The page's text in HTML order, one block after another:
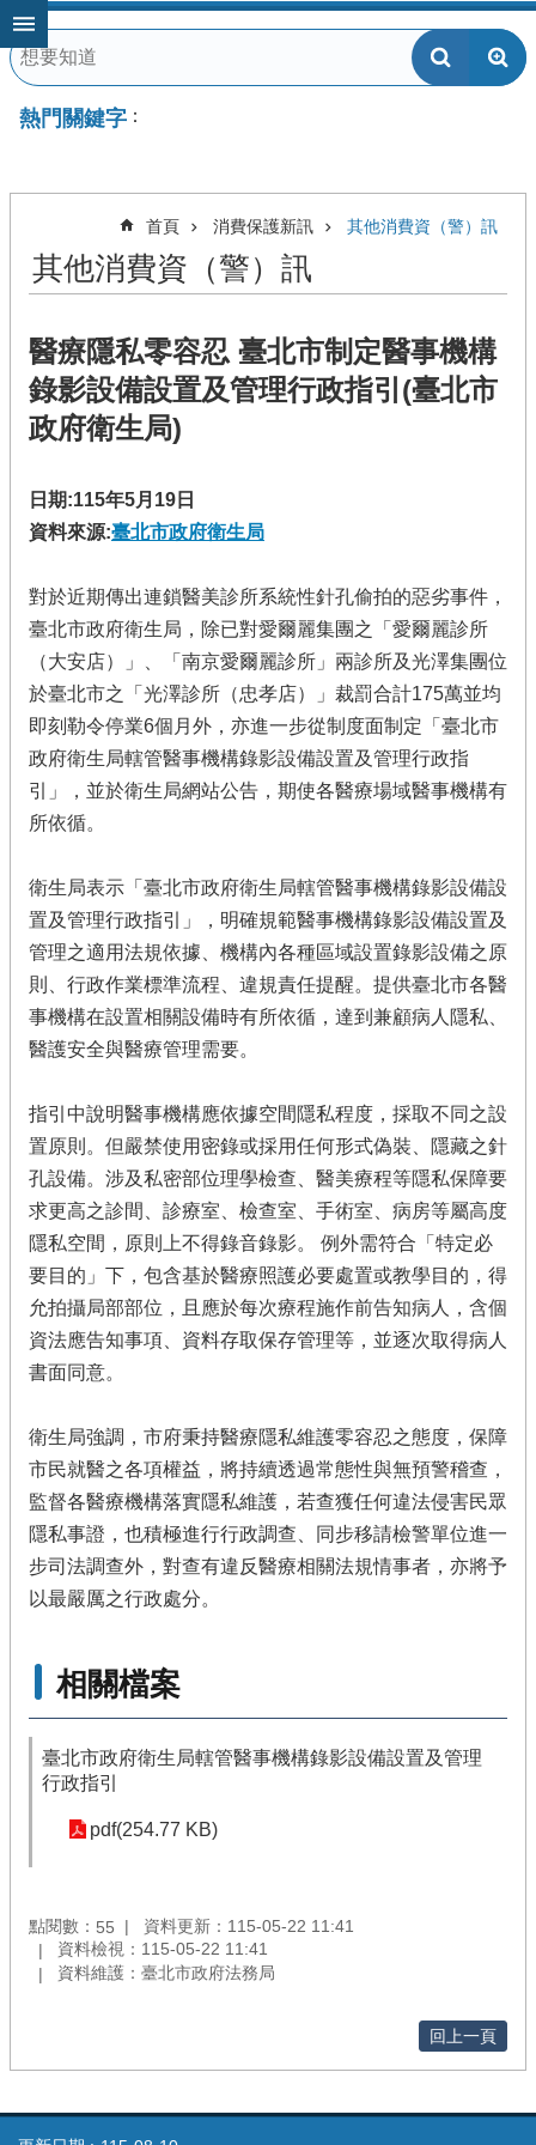
跳到主要內容區塊
熱門關鍵字
首頁 消費保護新訊 其他消費資（警）訊
其他消費資（警）訊
醫療隱私零容忍 臺北市制定醫事機構
錄影設備設置及管理行政指引(臺北市
政府衛生局)
日期:115年5月19日
資料來源:臺北市政府衛生局
對於近期傳出連鎖醫美診所系統性針孔偷拍的惡劣事件，
臺北市政府衛生局，除已對愛爾麗集團之「愛爾麗診所
（大安店）」、「南京愛爾麗診所」兩診所及光澤集團位
於臺北市之「光澤診所（忠孝店）」裁罰合計175萬並均
即刻勒令停業6個月外，亦進一步從制度面制定「臺北市
政府衛生局轄管醫事機構錄影設備設置及管理行政指
引」，並於衛生局網站公告，期使各醫療場域醫事機構有
所依循。
衛生局表示「臺北市政府衛生局轄管醫事機構錄影設備設
置及管理行政指引」，明確規範醫事機構錄影設備設置及
管理之適用法規依據、機構內各種區域設置錄影設備之原
則、行政作業標準流程、違規責任提醒。提供臺北市各醫
事機構在設置相關設備時有所依循，達到兼顧病人隱私、
醫護安全與醫療管理需要。
指引中說明醫事機構應依據空間隱私程度，採取不同之設
置原則。但嚴禁使用密錄或採用任何形式偽裝、隱藏之針
孔設備。涉及私密部位理學檢查、醫美療程等隱私保障要
求更高之診間、診療室、檢查室、手術室、病房等屬高度
隱私空間，原則上不得錄音錄影。 例外需符合「特定必
要目的」下，包含基於醫療照護必要處置或教學目的，得
允拍攝局部部位，且應於每次療程施作前告知病人，含個
資法應告知事項、資料存取保存管理等，並逐次取得病人
書面同意。
衛生局強調，市府秉持醫療隱私維護零容忍之態度，保障
市民就醫之各項權益，將持續透過常態性與無預警稽查，
監督各醫療機構落實隱私維護，若查獲任何違法侵害民眾
隱私事證，也積極進行行政調查、同步移請檢警單位進一
步司法調查外，對查有違反醫療相關法規情事者，亦將予
以最嚴厲之行政處分。
相關檔案
臺北市政府衛生局轄管醫事機構錄影設備設置及管理
行政指引
pdf(254.77 KB)
點閱數： 55
資料更新：115-05-22 11:41
資料檢視：115-05-22 11:41
資料維護：臺北市政府法務局
回上一頁